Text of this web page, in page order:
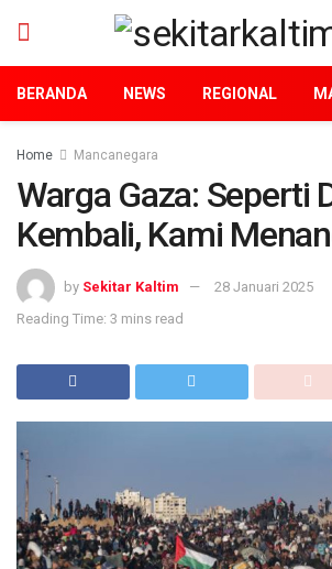
BERANDA NEWS REGIONAL
Home Mancanegara
Warga Gaza: Seperti
Kembali, Kami
by Sekitar Kaltim
28 Januari 2025
Reading Time: 3 mins read